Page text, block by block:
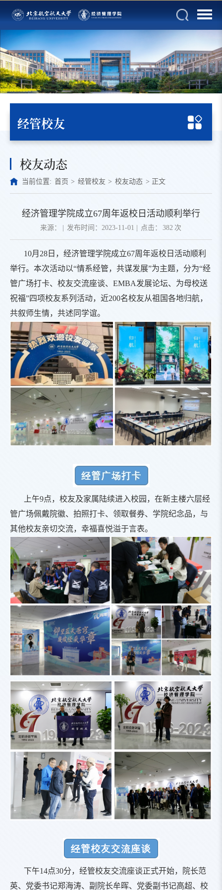
经管校友
校友动态
当前位置: 首页 > 经管校友 > 校友动态 > 正文
经济管理学院成立67周年返校日活动顺利举行
来源： 发布时间：2023-11-01 点击： 382 次
10月28日，经济管理学院成立67周年返校日活动顺利
举行。本次活动以“情系经管，共谋发展”为主题，分为“经
管广场打卡、校友交流座谈、EMBA发展论坛、为母校送
祝福”四项校友系列活动，近200名校友从祖国各地归航，
共叙师生情，共述同学谊。
上午9点，校友及家属陆续进入校园，在新主楼六层经
管广场佩戴院徽、拍照打卡、领取餐券、学院纪念品，与
其他校友亲切交流，幸福喜悦溢于言表。
下午14点30分，经管校友交流座谈正式开始，院长范
英、党委书记郑海涛、副院长牟晖、党委副书记高超、校